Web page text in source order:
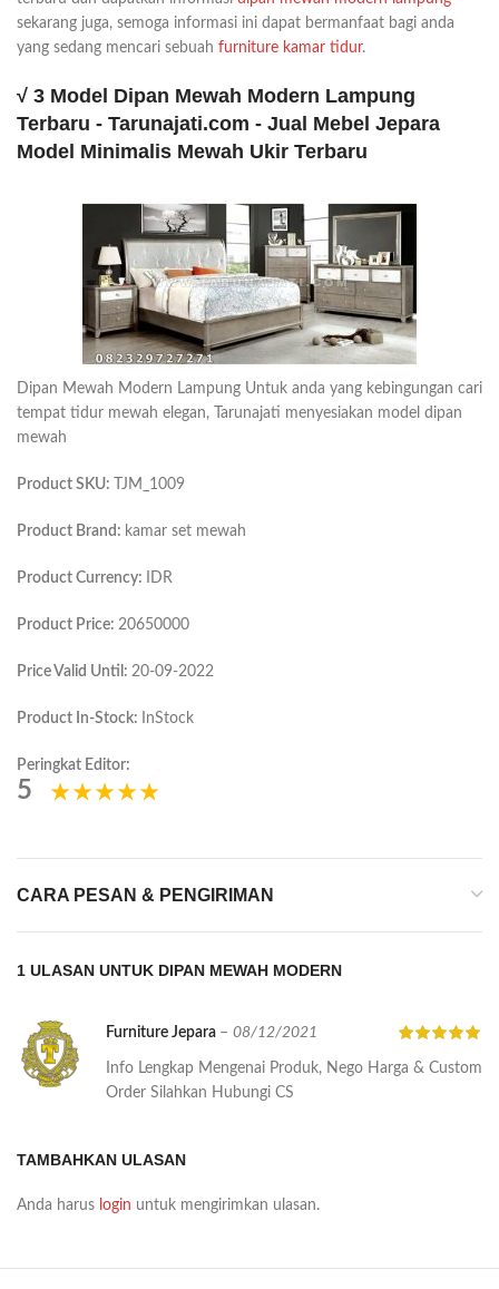
sekarang juga, semoga informasi ini dapat bermanfaat bagi anda
yang sedang mencari sebuah furniture kamar tidur.
√ 3 Model Dipan Mewah Modern Lampung
Terbaru - Tarunajati.com - Jual Mebel Jepara
Model Minimalis Mewah Ukir Terbaru
Dipan Mewah Modern Lampung Untuk anda yang kebingungan cari
tempat tidur mewah elegan, Tarunajati menyesiakan model dipan
mewah
Product SKU: TJM_1009
Product Brand: kamar set mewah
Product Currency: IDR
Product Price: 20650000
Price Valid Until: 20-09-2022
Product In-Stock: InStock
Peringkat Editor:
5
CARA PESAN & PENGIRIMAN
1 ULASAN UNTUK DIPAN MEWAH MODERN
Furniture Jepara – 08/12/2021
Info Lengkap Mengenai Produk, Nego Harga & Custom
Order Silahkan Hubungi CS
TAMBAHKAN ULASAN
Anda harus login untuk mengirimkan ulasan.